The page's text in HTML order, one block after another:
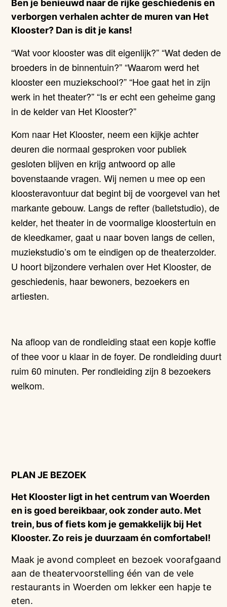
Ben je benieuwd naar de rijke geschiedenis en
verborgen verhalen achter de muren van Het
Klooster? Dan is dit je kans!
“Wat voor klooster was dit eigenlijk?” “Wat deden de
broeders in de binnentuin?” “Waarom werd het
klooster een muziekschool?” “Hoe gaat het in zijn
werk in het theater?” “Is er echt een geheime gang
in de kelder van Het Klooster?”
Kom naar Het Klooster, neem een kijkje achter
deuren die normaal gesproken voor publiek
gesloten blijven en krijg antwoord op alle
bovenstaande vragen. Wij nemen u mee op een
kloosteravontuur dat begint bij de voorgevel van het
markante gebouw. Langs de refter (balletstudio), de
kelder, het theater in de voormalige kloostertuin en
de kleedkamer, gaat u naar boven langs de cellen,
muziekstudio’s om te eindigen op de theaterzolder.
U hoort bijzondere verhalen over Het Klooster, de
geschiedenis, haar bewoners, bezoekers en
artiesten.
Na afloop van de rondleiding staat een kopje koffie
of thee voor u klaar in de foyer. De rondleiding duurt
ruim 60 minuten. Per rondleiding zijn 8 bezoekers
welkom.
PLAN JE BEZOEK
Het Klooster ligt in het centrum van Woerden
en is goed bereikbaar, ook zonder auto. Met
trein, bus of fiets kom je gemakkelijk bij Het
Klooster. Zo reis je duurzaam én comfortabel!
Maak je avond compleet en bezoek voorafgaand
aan de theatervoorstelling één van de vele
restaurants in Woerden om lekker een hapje te
eten.